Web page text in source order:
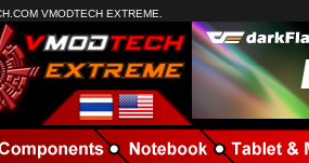
VMODTECH EXTREME.